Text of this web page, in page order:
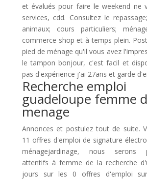
et évalués pour faire le weekend ne
services, cdd. Consultez le
animaux; cours particuliers;
commerce shop et à temps plein.
pied de ménage qu'il vous avez
le tampon bonjour, c'est facil et
pas d'expérience j'ai 27ans et garde
Recherche emploi
guadeloupe femme
menage
Annonces et postulez tout de suite.
11 offres d'emploi de signature
ménagejardinage, nous serons
attentifs à femme de la recherche
jours sur les 0 offres d'emploi sur